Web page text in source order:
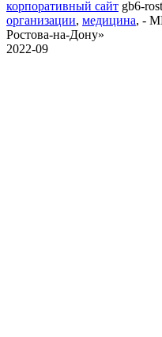
корпоративный сайт gb6-
организации, медицина, -
Ростова-на-Дону»
2022-09